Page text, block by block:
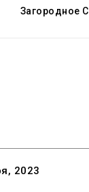
Загородное
2023